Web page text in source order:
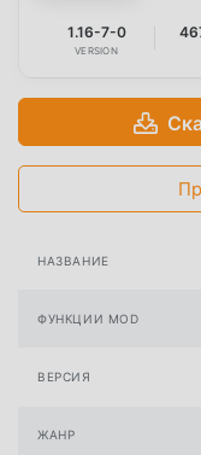
1.16-7-0
VERSION
НАЗВАНИЕ
ФУНКЦИИ MOD
ВЕРСИЯ
ЖАНР